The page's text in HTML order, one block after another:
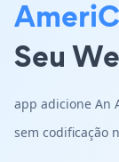
Seu
app adicione An
sem codificação